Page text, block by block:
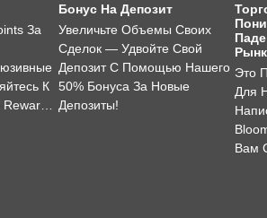
За
К
Бонус На Депозит
Увеличьте Объемы Своих
Сделок — Удвойте Свой
Депозит С Помощью Нашего
50% Бонуса За Новые
Депозиты!
Это
Для
Вам